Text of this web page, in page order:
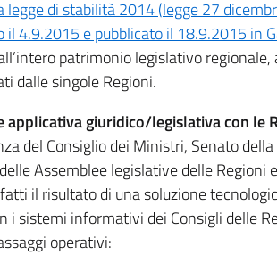
legge di stabilità 2014 (legge 27
il 4.9.2015 e pubblicato il 18.9.2015 in
patrimonio legislativo
dalle singole Regioni.
applicativa giuridico/legislativa con le
del Consiglio dei Ministri, Senato
Assemblee legislative delle Regioni
il risultato di una soluzione
i sistemi informativi dei Consigli delle
operativi: